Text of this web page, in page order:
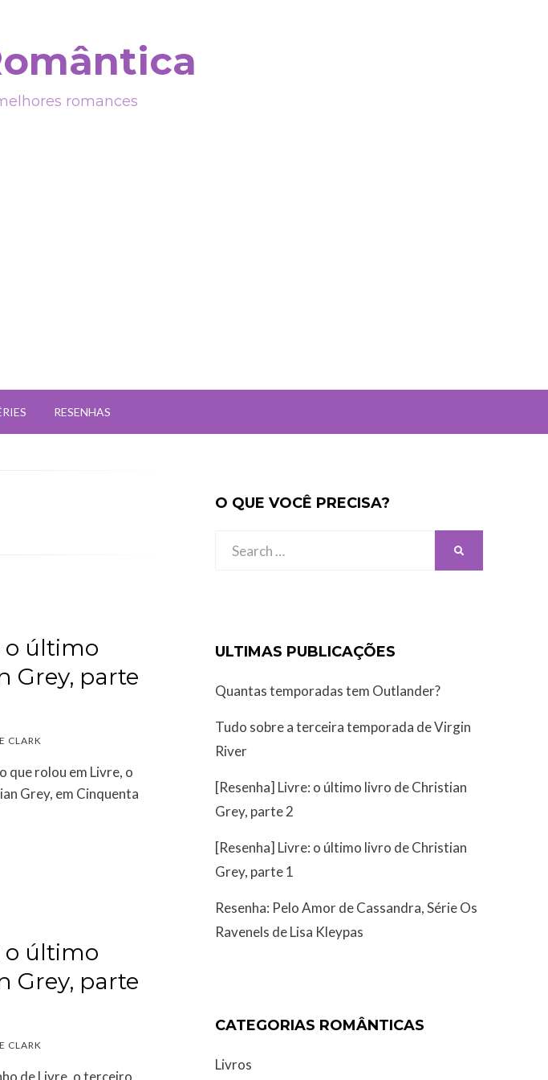
romances
RESENHAS
o último
Grey, parte
CLARK
que rolou em Livre, o
Grey, em Cinquenta
o último
Grey, parte
CLARK
de Livre, o terceiro
O QUE VOCÊ PRECISA?
Search
ULTIMAS PUBLICAÇÕES
Quantas temporadas tem Outlander?
Tudo sobre a terceira temporada de Virgin
River
[Resenha] Livre: o último livro de Christian
Grey, parte 2
[Resenha] Livre: o último livro de Christian
Grey, parte 1
Resenha: Pelo Amor de Cassandra, Série Os
Ravenels de Lisa Kleypas
CATEGORIAS ROMÂNTICAS
Livros